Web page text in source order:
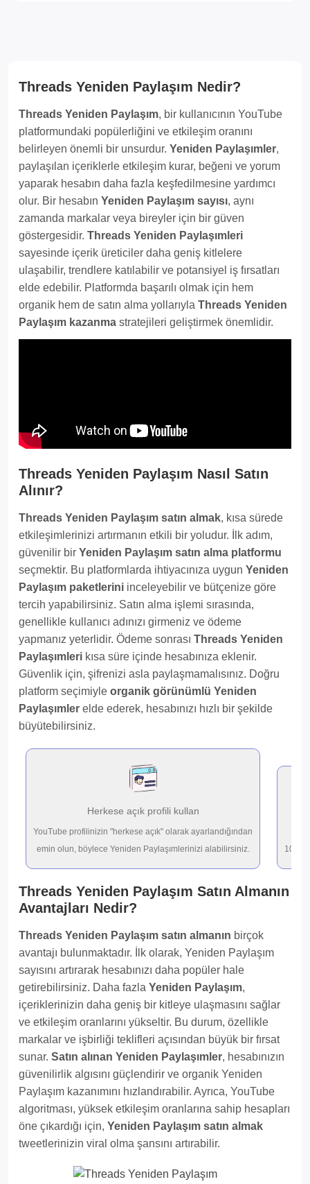
Threads Yeniden Paylaşım Nedir?
Threads Yeniden Paylaşım, bir kullanıcının YouTube
platformundaki popülerliğini ve etkileşim oranını
belirleyen önemli bir unsurdur. Yeniden Paylaşımler,
paylaşılan içeriklerle etkileşim kurar, beğeni ve yorum
yaparak hesabın daha fazla keşfedilmesine yardımcı
olur. Bir hesabın Yeniden Paylaşım sayısı, aynı
zamanda markalar veya bireyler için bir güven
göstergesidir. Threads Yeniden Paylaşımleri
sayesinde içerik üreticiler daha geniş kitlelere
ulaşabilir, trendlere katılabilir ve potansiyel iş fırsatları
elde edebilir. Platformda başarılı olmak için hem
organik hem de satın alma yollarıyla Threads Yeniden
Paylaşım kazanma stratejileri geliştirmek önemlidir.
Threads Yeniden Paylaşım Nasıl Satın
Alınır?
Threads Yeniden Paylaşım satın almak, kısa sürede
etkileşimlerinizi artırmanın etkili bir yoludur. İlk adım,
güvenilir bir Yeniden Paylaşım satın alma platformu
seçmektir. Bu platformlarda ihtiyacınıza uygun Yeniden
Paylaşım paketlerini inceleyebilir ve bütçenize göre
tercih yapabilirsiniz. Satın alma işlemi sırasında,
genellikle kullanıcı adınızı girmeniz ve ödeme
yapmanız yeterlidir. Ödeme sonrası Threads Yeniden
Paylaşımleri kısa süre içinde hesabınıza eklenir.
Güvenlik için, şifrenizi asla paylaşmamalısınız. Doğru
platform seçimiyle organik görünümlü Yeniden
Paylaşımler elde ederek, hesabınızı hızlı bir şekilde
büyütebilirsiniz.
Herkese açık profili kullan
YouTube profilinizin "herkese açık" olarak ayarlandığından
emin olun, böylece Yeniden Paylaşımlerinizi alabilirsiniz.
10-
Threads Yeniden Paylaşım Satın Almanın
Avantajları Nedir?
Threads Yeniden Paylaşım satın almanın birçok
avantajı bulunmaktadır. İlk olarak, Yeniden Paylaşım
sayısını artırarak hesabınızı daha popüler hale
getirebilirsiniz. Daha fazla Yeniden Paylaşım,
içeriklerinizin daha geniş bir kitleye ulaşmasını sağlar
ve etkileşim oranlarını yükseltir. Bu durum, özellikle
markalar ve işbirliği teklifleri açısından büyük bir fırsat
sunar. Satın alınan Yeniden Paylaşımler, hesabınızın
güvenilirlik algısını güçlendirir ve organik Yeniden
Paylaşım kazanımını hızlandırabilir. Ayrıca, YouTube
algoritması, yüksek etkileşim oranlarına sahip hesapları
öne çıkardığı için, Yeniden Paylaşım satın almak
tweetlerinizin viral olma şansını artırabilir.